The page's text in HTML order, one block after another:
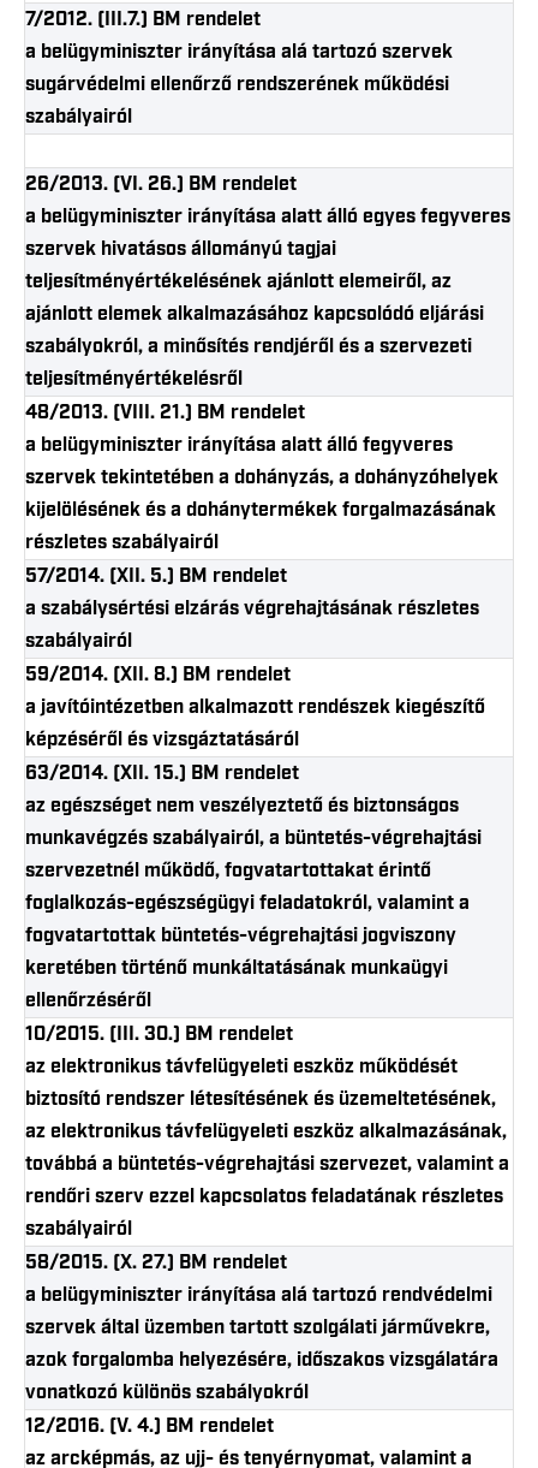
7/2012. (III.7.) BM rendelet
a belügyminiszter irányítása alá tartozó szervek
sugárvédelmi ellenőrző rendszerének működési
szabályairól
26/2013. (VI. 26.) BM rendelet
a belügyminiszter irányítása alatt álló egyes fegyveres
szervek hivatásos állományú tagjai
teljesítményértékelésének ajánlott elemeiről, az
ajánlott elemek alkalmazásához kapcsolódó eljárási
szabályokról, a minősítés rendjéről és a szervezeti
teljesítményértékelésről
48/2013. (VIII. 21.) BM rendelet
a belügyminiszter irányítása alatt álló fegyveres
szervek tekintetében a dohányzás, a dohányzóhelyek
kijelölésének és a dohánytermékek forgalmazásának
részletes szabályairól
57/2014. (XII. 5.) BM rendelet
a szabálysértési elzárás végrehajtásának részletes
szabályairól
59/2014. (XII. 8.) BM rendelet
a javítóintézetben alkalmazott rendészek kiegészítő
képzéséről és vizsgáztatásáról
63/2014. (XII. 15.) BM rendelet
az egészséget nem veszélyeztető és biztonságos
munkavégzés szabályairól, a büntetés-végrehajtási
szervezetnél működő, fogvatartottakat érintő
foglalkozás-egészségügyi feladatokról, valamint a
fogvatartottak büntetés-végrehajtási jogviszony
keretében történő munkáltatásának munkaügyi
ellenőrzéséről
10/2015. (III. 30.) BM rendelet
az elektronikus távfelügyeleti eszköz működését
biztosító rendszer létesítésének és üzemeltetésének,
az elektronikus távfelügyeleti eszköz alkalmazásának,
továbbá a büntetés-végrehajtási szervezet, valamint a
rendőri szerv ezzel kapcsolatos feladatának részletes
szabályairól
58/2015. (X. 27.) BM rendelet
a belügyminiszter irányítása alá tartozó rendvédelmi
szervek által üzemben tartott szolgálati járművekre,
azok forgalomba helyezésére, időszakos vizsgálatára
vonatkozó különös szabályokról
12/2016. (V. 4.) BM rendelet
az arcképmás, az ujj- és tenyérnyomat, valamint a